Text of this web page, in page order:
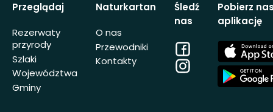
Przeglądaj
Rezerwaty
przyrody
Szlaki
Województwa
Gminy
Naturkartan
O nas
Przewodniki
Kontakty
Śledź
nas
Facebook
Instagram
Pobierz
aplikację
App
Store
App
Store